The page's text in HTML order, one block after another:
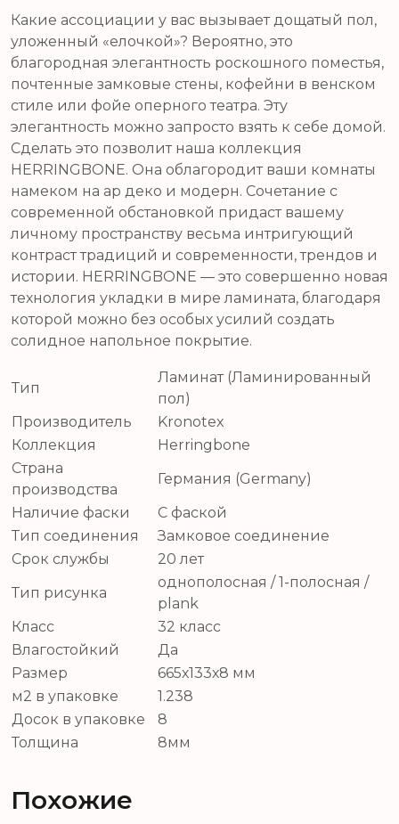
Какие ассоциации у вас вызывает дощатый пол,
уложенный «елочкой»? Вероятно, это
благородная элегантность роскошного поместья,
почтенные замковые стены, кофейни в венском
стиле или фойе оперного театра. Эту
элегантность можно запросто взять к себе домой.
Сделать это позволит наша коллекция
HERRINGBONE. Она облагородит ваши комнаты
намеком на ар деко и модерн. Сочетание с
современной обстановкой придаст вашему
личному пространству весьма интригующий
контраст традиций и современности, трендов и
истории. HERRINGBONE — это совершенно новая
технология укладки в мире ламината, благодаря
которой можно без особых усилий создать
солидное напольное покрытие.
Тип
Ламинат (Ламинированный
пол)
Производитель
Kronotex
Коллекция
Herringbone
Страна
производства
Германия (Germany)
Наличие фаски
С фаской
Тип соединения
Замковое соединение
Срок службы
20 лет
Тип рисунка
однополосная / 1-полосная /
plank
Класс
32 класс
Влагостойкий
Да
Размер
665х133х8 мм
м2 в упаковке
1.238
Досок в упаковке
8
Толщина
8мм
Похожие